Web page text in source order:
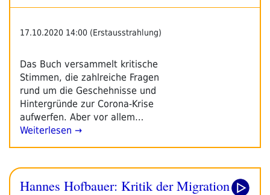
17.10.2020 14:00 (Erstausstrahlung)
Das Buch versammelt kritische
Stimmen, die zahlreiche Fragen
rund um die Geschehnisse und
Hintergründe zur Corona-Krise
aufwerfen. Aber vor allem…
Weiterlesen →
Hannes Hofbauer: Kritik der Migration